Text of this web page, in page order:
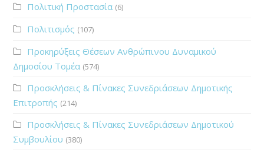
Πολιτική Προστασία (6)
Πολιτισμός (107)
Προκηρύξεις Θέσεων Ανθρώπινου Δυναμικού
Δημοσίου Τομέα (574)
Προσκλήσεις & Πίνακες Συνεδριάσεων Δημοτικής
Επιτροπής (214)
Προσκλήσεις & Πίνακες Συνεδριάσεων Δημοτικού
Συμβουλίου (380)